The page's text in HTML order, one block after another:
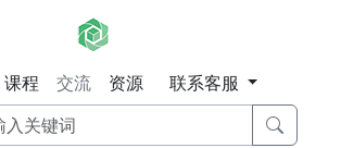
课程 交流 资源
联系客服